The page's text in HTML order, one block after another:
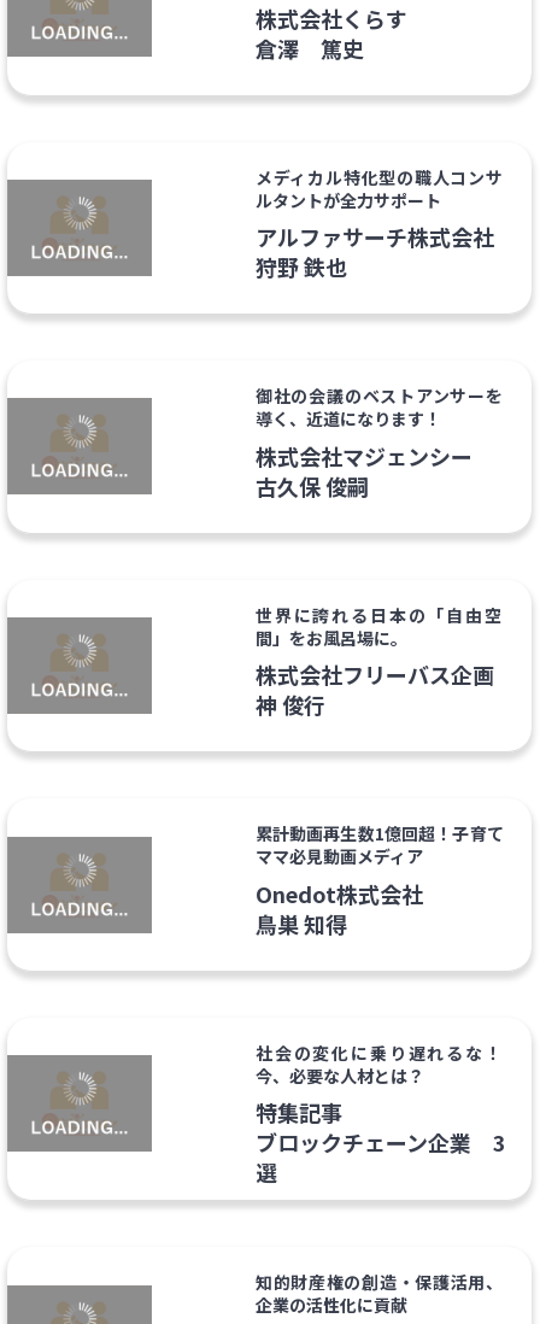
株式会社くらす
倉澤 篤史
メディカル特化型の職人コンサ
ルタントが全力サポート
アルファサーチ株式会社
狩野 鉄也
御社の会議のベストアンサーを
導く、近道になります！
株式会社マジェンシー
古久保 俊嗣
世界に誇れる日本の「自由空
間」をお風呂場に。
株式会社フリーバス企画
神 俊行
累計動画再生数1億回超！子育て
ママ必見動画メディア
Onedot株式会社
鳥巣 知得
社会の変化に乗り遅れるな！
今、必要な人材とは？
特集記事
ブロックチェーン企業 3
選
知的財産権の創造・保護活用、
企業の活性化に貢献